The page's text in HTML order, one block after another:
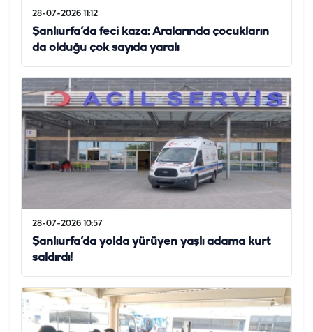
28-07-2026 11:12
Şanlıurfa’da feci kaza: Aralarında çocukların
da olduğu çok sayıda yaralı
28-07-2026 10:57
Şanlıurfa’da yolda yürüyen yaşlı adama kurt
saldırdı!